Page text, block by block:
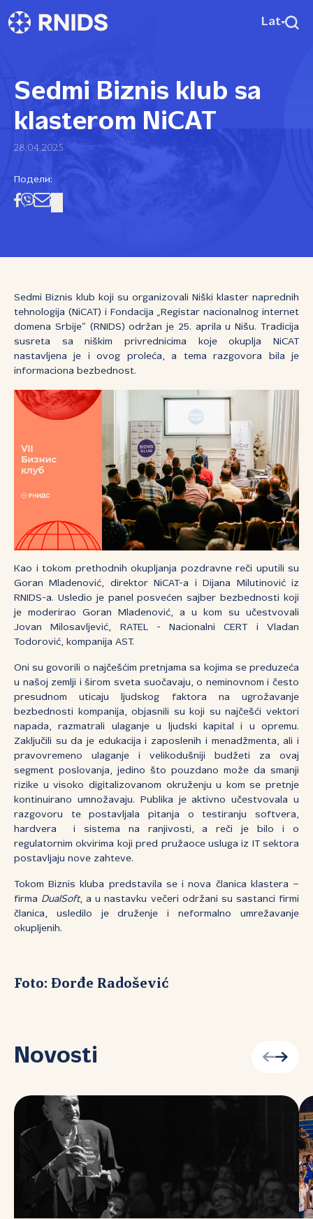
Lat
Sedmi Biznis klub sa
klasterom NiCAT
28.04.2025
Подели:
Sedmi Biznis klub koji su organizovali Niški klaster naprednih
tehnologija (NiCAT) i Fondacija „Registar nacionalnog internet
domena Srbije” (RNIDS) održan je 25. aprila u Nišu. Tradicija
susreta sa niškim privrednicima koje okuplja NiCAT
nastavljena je i ovog proleća, a tema razgovora bila je
informaciona bezbednost.
Kao i tokom prethodnih okupljanja pozdravne reči uputili su
Goran Mladenović, direktor NiCAT-a i Dijana Milutinović iz
RNIDS-a. Usledio je panel posvećen sajber bezbednosti koji
je moderirao Goran Mladenović, a u kom su učestvovali
Jovan Milosavljević, RATEL - Nacionalni CERT i Vladan
Todorović, kompanija AST.
Oni su govorili o najčešćim pretnjama sa kojima se preduzeća
u našoj zemlji i širom sveta suočavaju, o neminovnom i često
presudnom uticaju ljudskog faktora na ugrožavanje
bezbednosti kompanija, objasnili su koji su najčešći vektori
napada, razmatrali ulaganje u ljudski kapital i u opremu.
Zaključili su da je edukacija i zaposlenih i menadžmenta, ali i
pravovremeno ulaganje i velikodušniji budžeti za ovaj
segment poslovanja, jedino što pouzdano može da smanji
rizike u visoko digitalizovanom okruženju u kom se pretnje
kontinuirano umnožavaju. Publika je aktivno učestvovala u
razgovoru te postavljala pitanja o testiranju softvera,
hardvera i sistema na ranjivosti, a reči je bilo i o
regulatornim okvirima koji pred pružaoce usluga iz IT sektora
postavljaju nove zahteve.
Tokom Biznis kluba predstavila se i nova članica klastera –
firma DualSoft, a u nastavku večeri održani su sastanci firmi
članica, usledilo je druženje i neformalno umrežavanje
okupljenih.
Foto: Đorđe Radošević
Novosti